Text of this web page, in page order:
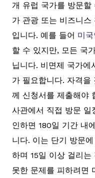
개 유럽 국가를 방문할
가 관광 또는 비즈니스
입니다. 예를 들어 미
할 수 있지만, 모든 국
닙니다. 비면제 국가에
가 필요합니다. 자격
께 신청서를 제출해야
사관에서 직접 방문 일
인하면 180일 기간 내
니다. 이는 단기 방문
하며 15일 이상 걸리는
못한 문제를 피하려면